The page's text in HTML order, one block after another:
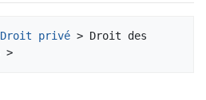
Droit privé > Droit des